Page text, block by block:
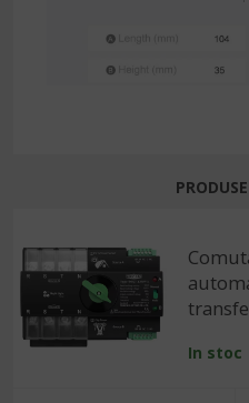
In stoc